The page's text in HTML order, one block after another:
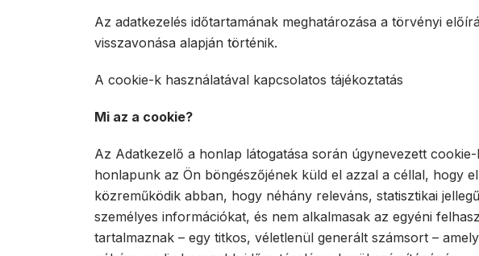
Az adatkezelés időtartamának meghatározása a törvényi
visszavonása alapján történik.
A cookie-k használatával kapcsolatos tájékoztatás
Mi az a cookie?
Az Adatkezelő a honlap látogatása során úgynevezett
honlapunk az Ön böngészőjének küld el azzal a céllal, hogy
közreműködik abban, hogy néhány releváns, statisztikai
személyes információkat, és nem alkalmasak az egyéni
tartalmaznak – egy titkos, véletlenül generált számsort –